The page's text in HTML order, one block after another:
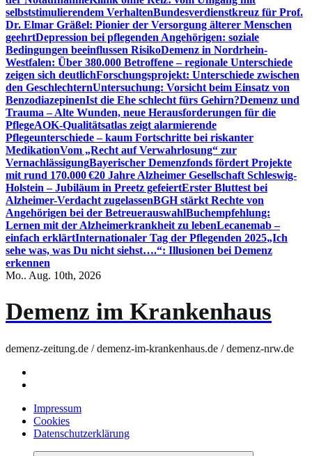
selbststimulierendem VerhaltenBundesverdienstkreuz für Prof.
Dr. Elmar Gräßel: Pionier der Versorgung älterer Menschen
geehrtDepression bei pflegenden Angehörigen: soziale
Bedingungen beeinflussen RisikoDemenz in Nordrhein-
Westfalen: Über 380.000 Betroffene – regionale Unterschiede
zeigen sich deutlichForschungsprojekt: Unterschiede zwischen
den GeschlechternUntersuchung: Vorsicht beim Einsatz von
BenzodiazepinenIst die Ehe schlecht fürs Gehirn?Demenz und
Trauma – Alte Wunden, neue Herausforderungen für die
PflegeAOK-Qualitätsatlas zeigt alarmierende
Pflegeunterschiede – kaum Fortschritte bei riskanter
MedikationVom „Recht auf Verwahrlosung“ zur
VernachlässigungBayerischer Demenzfonds fördert Projekte
mit rund 170.000 €20 Jahre Alzheimer Gesellschaft Schleswig-
Holstein – Jubiläum in Preetz gefeiertErster Bluttest bei
Alzheimer-Verdacht zugelassenBGH stärkt Rechte von
Angehörigen bei der BetreuerauswahlBuchempfehlung:
Lernen mit der Alzheimerkrankheit zu lebenLecanemab –
einfach erklärtInternationaler Tag der Pflegenden 2025„Ich
sehe was, was Du nicht siehst….“: Illusionen bei Demenz
erkennen
Mo.. Aug. 10th, 2026
Demenz im Krankenhaus
demenz-zeitung.de / demenz-im-krankenhaus.de / demenz-nrw.de
Impressum
Cookies
Datenschutzerklärung